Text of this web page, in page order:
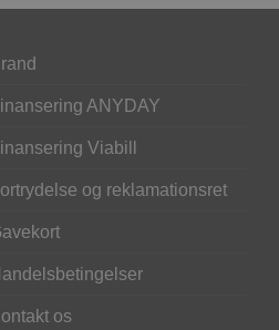
ANYDAY
Viabill
og reklamationsret
os